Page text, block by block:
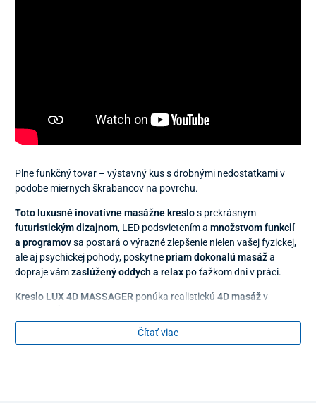
Plne funkčný tovar – výstavný kus s drobnými nedostatkami v
podobe miernych škrabancov na povrchu.
Toto luxusné inovatívne masážne kreslos prekrásnym
futuristickým dizajnom, LED podsvietením a množstvom funkcií
a programovsa postará o výrazné zlepšenie nielen vašej fyzickej,
ale aj psychickej pohody, poskytnepriam dokonalú masáža
dopraje vámzaslúžený oddych a relax po ťažkom dni v práci.
Kreslo LUX 4D MASSAGER ponúka realistickú 4D masážv
hlavice so štyrmi kontaktnými bodmi, ktoré pokryjú naraz viaceré
časti tela, ako sú
Čítať viac